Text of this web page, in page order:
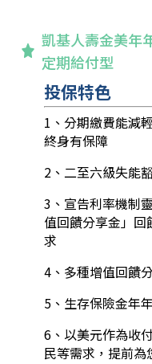
凱基人壽金美年
定期給付型
投保特色
1、分期繳費能減
終身有保障
2、二至六級失能
3、宣告利率機制
值回饋分享金」
求
4、多種增值回饋
5、生存保險金年
6、以美元作為收
民等需求，提前